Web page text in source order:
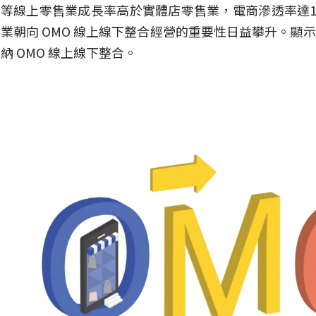
線上零售業成長率高於實體店零售業，電商滲透率
朝向 OMO 線上線下整合經營的重要性日益攀升。顯
OMO 線上線下整合。